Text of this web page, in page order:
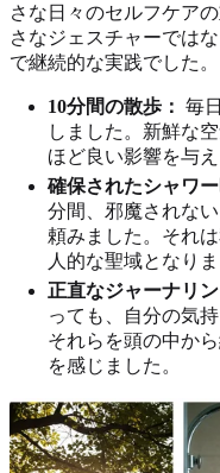
さな日々のセルフケア
さなジェスチャーでは
で継続的な実践でした。
10分間の散歩： 毎
しました。新鮮な
ほど良い影響を与え
確保されたシャワー
分間、邪魔されな
頼みました。それ
人的な聖域となりま
正直なジャーナリン
っても、自分の気
それらを頭の中か
を感じました。